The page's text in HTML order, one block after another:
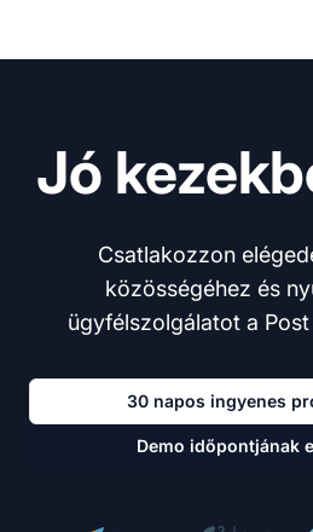
Jó
Csatlakozzon
közösségéhez és
ügyfélszolgálatot a
30 napos ingyenes
Demo időpontjának